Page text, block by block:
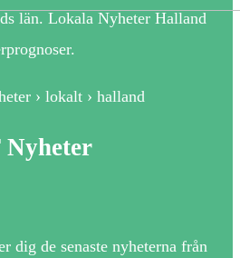
län. Lokala Nyheter Halland
› lokalt › halland
dig de senaste nyheterna från